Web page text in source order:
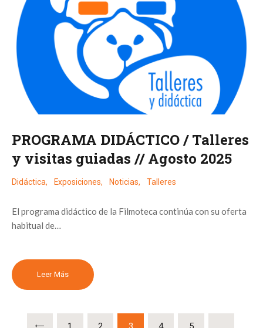
PROGRAMA DIDÁCTICO / Talleres
y visitas guiadas // Agosto 2025
Didáctica, Exposiciones, Noticias, Talleres
El programa didáctico de la Filmoteca continúa con su oferta
habitual de…
Leer Más
de